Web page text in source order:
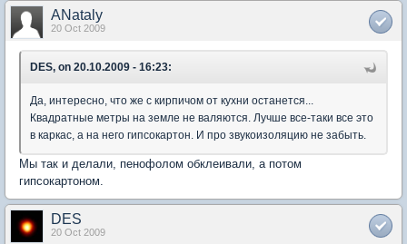
ANataly
20 Oct 2009
DES, on 20.10.2009 - 16:23:
Да, интересно, что же с кирпичом от кухни останется...
Квадратные метры на земле не валяются. Лучше все-таки все это
в каркас, а на него гипсокартон. И про звукоизоляцию не забыть.
Мы так и делали, пенофолом обклеивали, а потом
гипсокартоном.
DES
20 Oct 2009